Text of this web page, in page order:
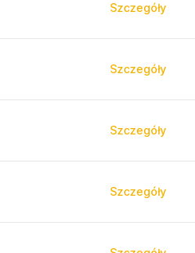
Szczegóły
Szczegóły
Szczegóły
Szczegóły